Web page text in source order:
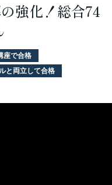
強化！総合74
座で合格
と両立して合格